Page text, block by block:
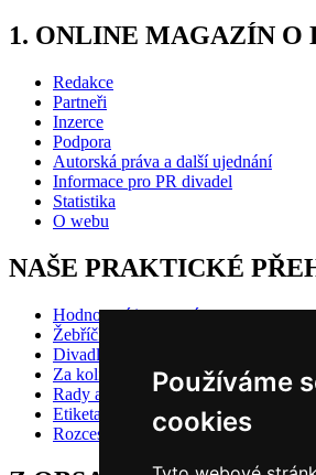
Používáme
cookies
1. ONLINE MAGAZÍN O
Redakce
Partneři
Inzerce
Podpora
Autorská práva a další ujednání
Informace pro PR divadel
Statistika
O webu
NAŠE PRAKTICKÉ
Hodnocení inscenací
Žebříčky
Divadlo pro děti
Za kolik do divadla?
Rady a doporučení
Etiketa?
Rozcestník